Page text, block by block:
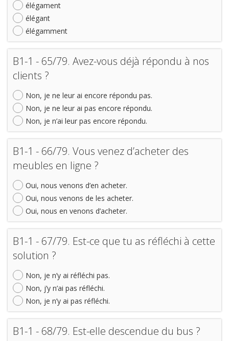
élégament
élégant
élégamment
B1-1 - 65/79. Avez-vous déjà répondu à nos
clients ?
Non, je ne leur ai encore répondu pas.
Non, je ne leur ai pas encore répondu.
Non, je n’ai leur pas encore répondu.
B1-1 - 66/79. Vous venez d’acheter des
meubles en ligne ?
Oui, nous venons d’en acheter.
Oui, nous venons de les acheter.
Oui, nous en venons d’acheter.
B1-1 - 67/79. Est-ce que tu as réfléchi à cette
solution ?
Non, je n’y ai réfléchi pas.
Non, j’y n’ai pas réfléchi.
Non, je n’y ai pas réfléchi.
B1-1 - 68/79. Est-elle descendue du bus ?